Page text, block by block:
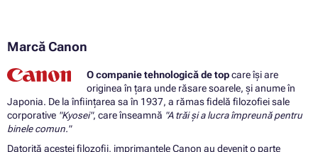
Marcă Canon
O companie tehnologică de topcare își are
originea în țara unde răsare soarele, și anume în
Japonia. De la înființarea sa în 1937, a rămas fidelă filozofiei sale
corporative "Kyosei", care înseamnă "A trăi și a lucra împreună pentru
binele comun."
Datorită acestei filozofii, imprimantele Canon au devenit o parte